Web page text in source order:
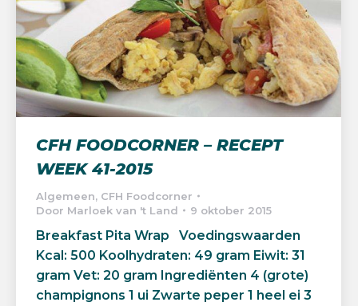
CFH FOODCORNER – RECEPT
WEEK 41-2015
Algemeen, CFH Foodcorner
Door Marloek van 't Land 9 oktober 2015
Breakfast Pita Wrap Voedingswaarden
Kcal: 500 Koolhydraten: 49 gram Eiwit: 31
gram Vet: 20 gram Ingrediënten 4 (grote)
champignons 1 ui Zwarte peper 1 heel ei 3